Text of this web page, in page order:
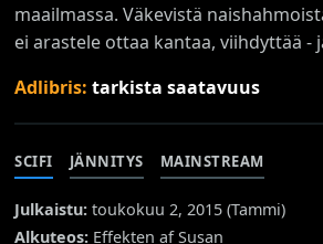
maailmassa. Väkevistä
ei arastele ottaa kantaa, viihdyttää -
Adlibris:tarkista saatavuus
SCIFI JÄNNITYS MAINSTREAM
Julkaistu: toukokuu 2, 2015 (Tammi)
Alkuteos: Effekten af Susan